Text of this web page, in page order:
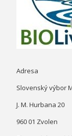
Adresa
Slovenský výbor
J. M. Hurbana 20
960 01 Zvolen